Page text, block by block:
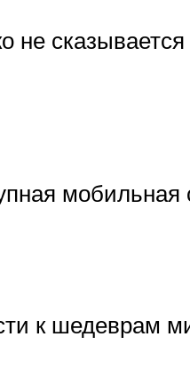
сказывается
к шедеврам